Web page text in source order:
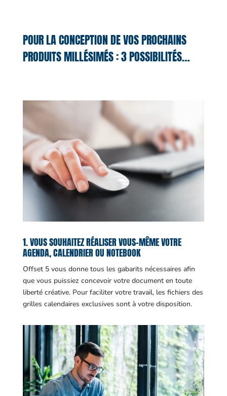
POUR LA CONCEPTION DE VOS PROCHAINS
PRODUITS MILLÉSIMÉS : 3 POSSIBILITÉS…
1. VOUS SOUHAITEZ RÉALISER VOUS-MÊME VOTRE
AGENDA, CALENDRIER OU NOTEBOOK
Offset 5 vous donne tous les gabarits nécessaires afin
que vous puissiez concevoir votre document en toute
liberté créative. Pour faciliter votre travail, les fichiers des
grilles calendaires exclusives sont à votre disposition.